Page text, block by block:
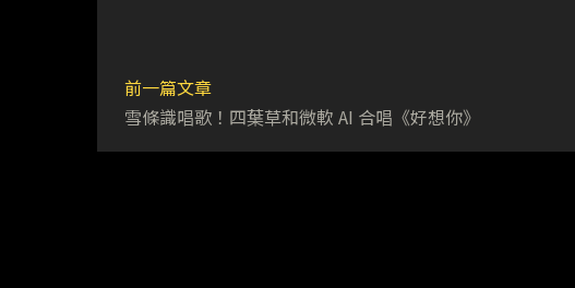
前一篇文章
雪條識唱歌！四葉草和微軟 AI 合唱《好想你》